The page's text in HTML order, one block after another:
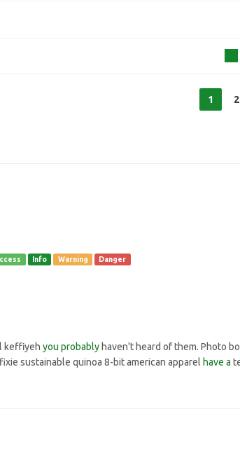
1 2
Info Warning Danger
keffiyeh you probably haven't heard of them. Photo
sustainable quinoa 8-bit american apparel have a